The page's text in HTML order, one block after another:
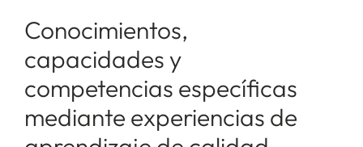
Conocimientos,
capacidades y
competencias específicas
mediante experiencias de